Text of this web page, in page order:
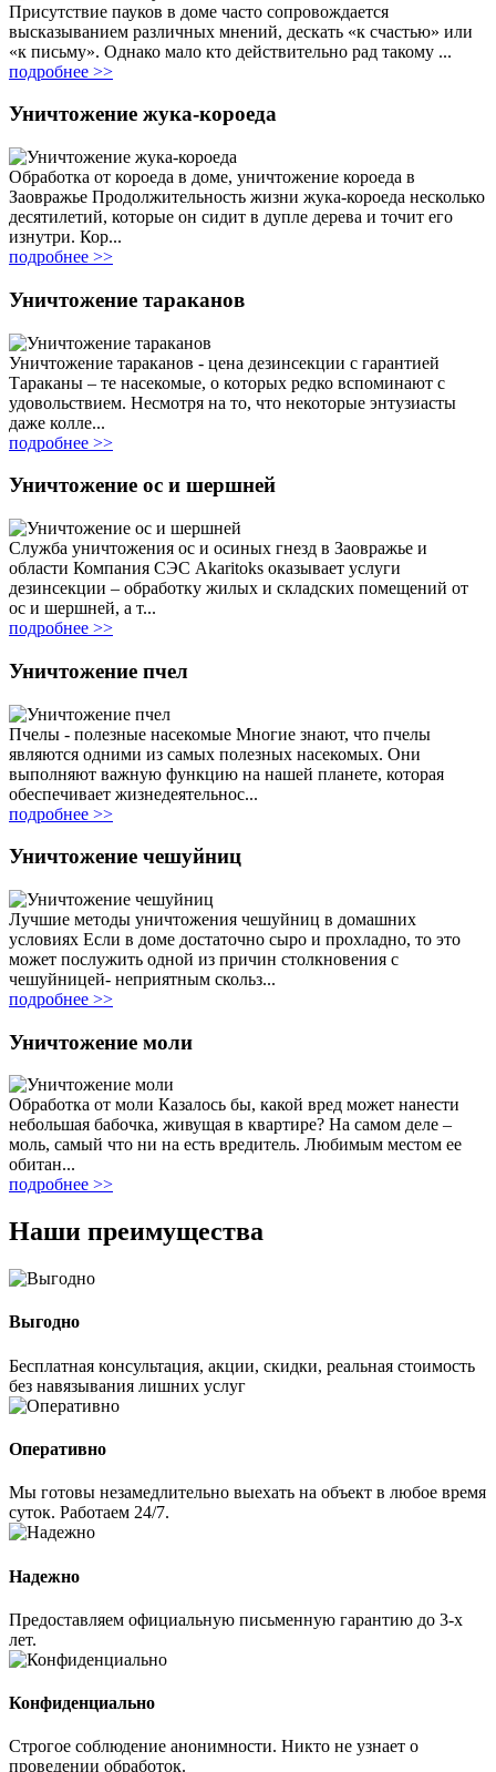
Присутствие пауков в доме часто сопровождается
высказыванием различных мнений, дескать «к счастью» или
«к письму». Однако мало кто действительно рад такому ...
подробнее >>
Уничтожение жука-короеда
Обработка от короеда в доме, уничтожение короеда в
Заовражье Продолжительность жизни жука-короеда несколько
десятилетий, которые он сидит в дупле дерева и точит его
изнутри. Кор...
подробнее >>
Уничтожение тараканов
Уничтожение тараканов - цена дезинсекции с гарантией
Тараканы – те насекомые, о которых редко вспоминают с
удовольствием. Несмотря на то, что некоторые энтузиасты
даже колле...
подробнее >>
Уничтожение ос и шершней
Служба уничтожения ос и осиных гнезд в Заовражье и
области Компания СЭС Akaritoks оказывает услуги
дезинсекции – обработку жилых и складских помещений от
ос и шершней, а т...
подробнее >>
Уничтожение пчел
Пчелы - полезные насекомые Многие знают, что пчелы
являются одними из самых полезных насекомых. Они
выполняют важную функцию на нашей планете, которая
обеспечивает жизнедеятельнос...
подробнее >>
Уничтожение чешуйниц
Лучшие методы уничтожения чешуйниц в домашних
условиях Если в доме достаточно сыро и прохладно, то это
может послужить одной из причин столкновения с
чешуйницей- неприятным скольз...
подробнее >>
Уничтожение моли
Обработка от моли Казалось бы, какой вред может нанести
небольшая бабочка, живущая в квартире? На самом деле –
моль, самый что ни на есть вредитель. Любимым местом ее
обитан...
подробнее >>
Наши преимущества
Выгодно
Бесплатная консультация, акции, скидки, реальная стоимость
без навязывания лишних услуг
Оперативно
Мы готовы незамедлительно выехать на объект в любое время
суток. Работаем 24/7.
Надежно
Предоставляем официальную письменную гарантию до 3-х
лет.
Конфиденциально
Строгое соблюдение анонимности. Никто не узнает о
проведении обработок.